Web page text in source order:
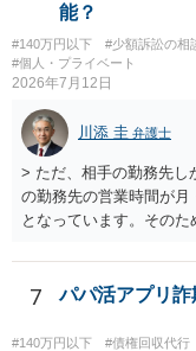
能？
#140万円以下 #少額訴訟の相
#個人・プライベート
2026年7月12日
川添 圭 弁護士
> ただ、相手の勤務先し
の勤務先の営業時間が
となっています。その
夜間の送達を上申する
かすには早すぎるので
せん。裁判所としては
い可能性もありますし、
7 パパ活アプリ詐
#140万円以下 #債権回収代行